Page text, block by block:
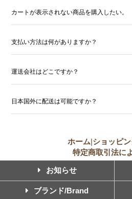
カートが表示されない商品を購入したい。
支払い方法は何がありますか？
運送会社はどこですか？
日本国外に配送は可能ですか？
ホーム|ショッピ
特定商取引法に
お知らせ
ブランド/Brand